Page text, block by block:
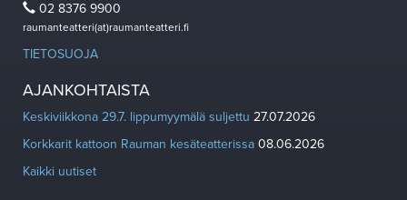
02 8376 9900
raumanteatteri(at)raumanteatteri.fi
TIETOSUOJA
AJANKOHTAISTA
Keskiviikkona 29.7. lippumyymälä suljettu 27.07.2026
Korkkarit kattoon Rauman kesäteatterissa 08.06.2026
Kaikki uutiset